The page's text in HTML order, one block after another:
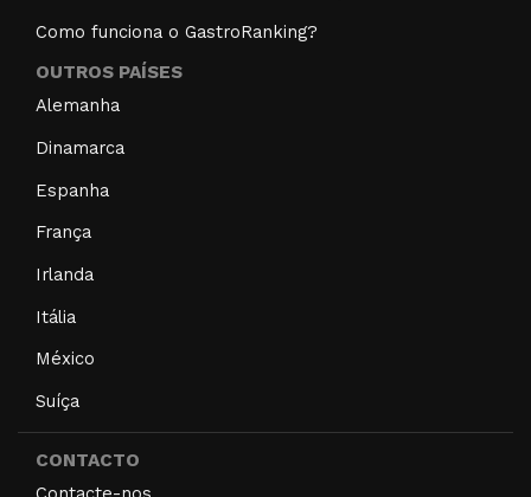
Como funciona o GastroRanking?
OUTROS PAÍSES
Alemanha
Dinamarca
Espanha
França
Irlanda
Itália
México
Suíça
CONTACTO